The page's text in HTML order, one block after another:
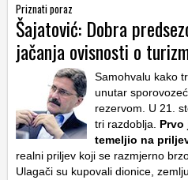
Priznati poraz
Šajatović: Dobra
jačanja ovisnosti o
Samohvalu kako
unutar
rezervom. U 21.
tri razdoblja. Prvo
temeljio na
realni priljev koji se razmjerno
Ulagači su kupovali dionice,